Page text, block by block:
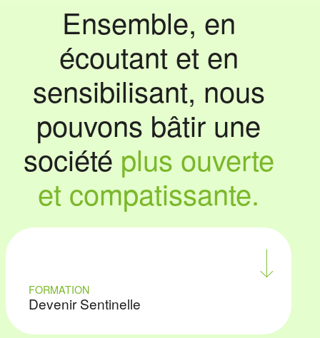
Ensemble, en
écoutant et en
sensibilisant, nous
pouvons bâtir une
société plus ouverte
et compatissante.
FORMATION
Devenir Sentinelle